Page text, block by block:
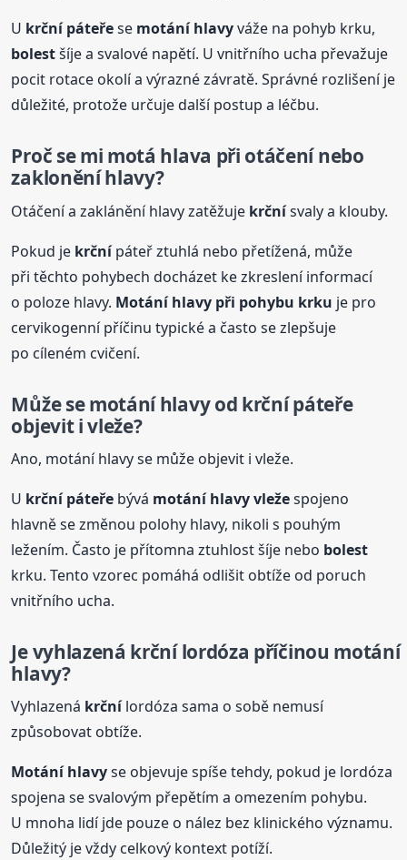
U krční páteřese motání hlavyváže na pohyb krku,
bolestšíje a svalové napětí. U vnitřního ucha převažuje
pocit rotace okolí a výrazné závratě. Správné rozlišení je
důležité, protože určuje další postup a léčbu.
Proč se mi motá hlava při otáčení nebo
zaklonění hlavy?
Otáčení a zaklánění hlavy zatěžuje krčnísvaly a klouby.
Pokud je krčnípáteř ztuhlá nebo přetížená, může
při těchto pohybech docházet ke zkreslení informací
o poloze hlavy. Motání hlavy při pohybu krku je pro
cervikogenní příčinu typické a často se zlepšuje
po cíleném cvičení.
Může se motání hlavy od krčnípáteře
objevit i vleže?
Ano, motání hlavy se může objevit i vleže.
U krční páteře bývá motání hlavy vležespojeno
hlavně se změnou polohy hlavy, nikoli s pouhým
ležením. Často je přítomna ztuhlost šíje nebo bolest
krku. Tento vzorec pomáhá odlišit obtíže od poruch
vnitřního ucha.
Je vyhlazená krčnílordóza příčinou motání
hlavy?
Vyhlazená krčnílordóza sama o sobě nemusí
způsobovat obtíže.
Motání hlavyse objevuje spíše tehdy, pokud je lordóza
spojena se svalovým přepětím a omezením pohybu.
U mnoha lidí jde pouze o nález bez klinického významu.
Důležitý je vždy celkový kontext potíží.